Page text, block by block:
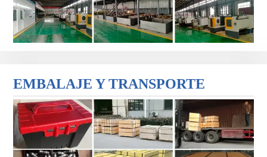
EMBALAJE Y TRANSPORTE